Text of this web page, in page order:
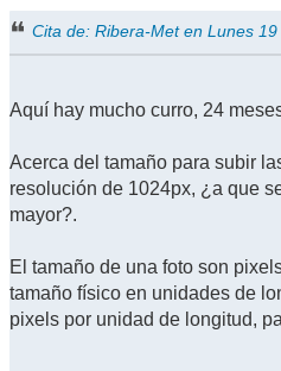
Cita de: Ribera-Met en Lunes
Aquí hay mucho curro, 24
Acerca del tamaño para subir
resolución de 1024px, ¿a que
mayor?.
El tamaño de una foto son
tamaño físico en unidades de
pixels por unidad de longitud,